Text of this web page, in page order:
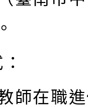
師在職